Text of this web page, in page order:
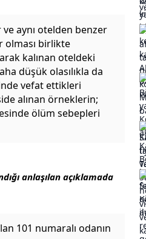
aynı otelden benzer
olması birlikte
kalınan oteldeki
düşük olasılıkla da
vefat ettikleri
alınan örneklerin;
ölüm sebepleri
anlaşılan açıklamada
101 numaralı odanın